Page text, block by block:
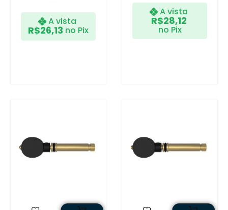
A vista
R$26,13 no Pix
A vista
R$28,12
no Pix